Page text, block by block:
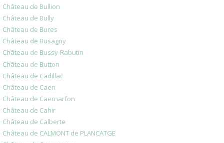
Château de Bullion
Château de Bully
Château de Bures
Château de Busagny
Château de Bussy-Rabutin
Château de Button
Château de Cadillac
Château de Caen
Château de Caernarfon
Château de Cahir
Château de Calberte
Château de CALMONT de PLANCATGE